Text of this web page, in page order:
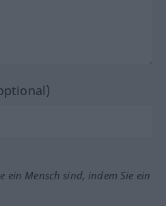
ein Mensch sind, indem Sie ein